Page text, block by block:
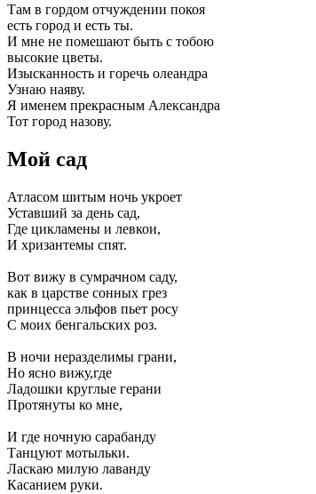
Там в гордом отчуждении покоя
есть город и есть ты.
И мне не помешают быть с тобою
высокие цветы.
Изысканность и горечь олеандра
Узнаю наяву.
Я именем прекрасным Александра
Тот город назову.
Мой сад
Атласом шитым ночь укроет
Уставший за день сад,
Где цикламены и левкои,
И хризантемы спят.
Вот вижу в сумрачном саду,
как в царстве сонных грез
принцесса эльфов пьет росу
С моих бенгальских роз.
В ночи неразделимы грани,
Но ясно вижу,где
Ладошки круглые герани
Протянуты ко мне,
И где ночную сарабанду
Танцуют мотыльки.
Ласкаю милую лаванду
Касанием руки.